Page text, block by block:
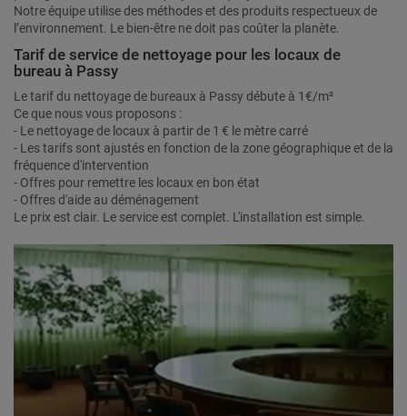
Notre équipe utilise des méthodes et des produits respectueux de
l’environnement. Le bien-être ne doit pas coûter la planète.
Tarif de service de nettoyage pour les locaux de
bureau à Passy
Le tarif du nettoyage de bureaux à Passy débute à 1€/m²
Ce que nous vous proposons :
- Le nettoyage de locaux à partir de 1 € le mètre carré
- Les tarifs sont ajustés en fonction de la zone géographique et de la
fréquence d'intervention
- Offres pour remettre les locaux en bon état
- Offres d'aide au déménagement
Le prix est clair. Le service est complet. L'installation est simple.